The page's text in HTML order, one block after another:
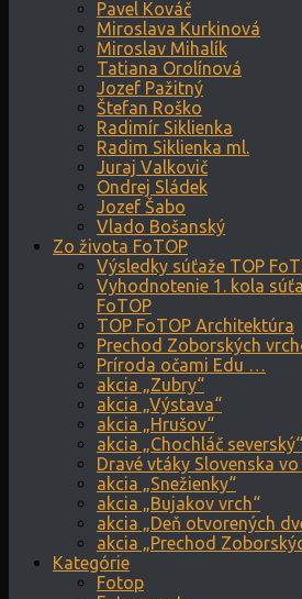
Pavel Kováč
Miroslava Kurkinová
Miroslav Mihalík
Tatiana Orolínová
Jozef Pažitný
Štefan Roško
Radimír Siklienka
Radim Siklienka ml.
Juraj Valkovič
Ondrej Sládek
Jozef Šabo
Vlado Bošanský
Zo života FoTOP
Výsledky súťaže TOP
Vyhodnotenie 1. kola
FoTOP
TOP FoTOP Architektúra
Prechod Zoborských
Príroda očami Edu …
akcia „Zubry“
akcia „Výstava“
akcia „Hrušov“
akcia „Chochláč severský“
Dravé vtáky Slovenska
akcia „Snežienky“
akcia „Bujakov vrch“
akcia „Deň otvorených
akcia „Prechod
Kategórie
Fotop